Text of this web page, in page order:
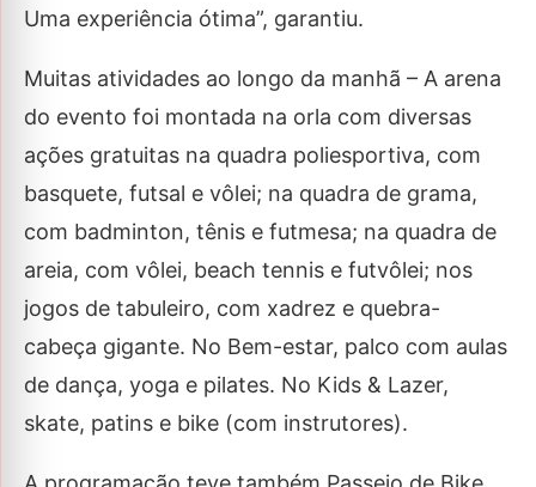
Uma experiência ótima”, garantiu.
Muitas atividades ao longo da manhã – A arena
do evento foi montada na orla com diversas
ações gratuitas na quadra poliesportiva, com
basquete, futsal e vôlei; na quadra de grama,
com badminton, tênis e futmesa; na quadra de
areia, com vôlei, beach tennis e futvôlei; nos
jogos de tabuleiro, com xadrez e quebra-
cabeça gigante. No Bem-estar, palco com aulas
de dança, yoga e pilates. No Kids & Lazer,
skate, patins e bike (com instrutores).